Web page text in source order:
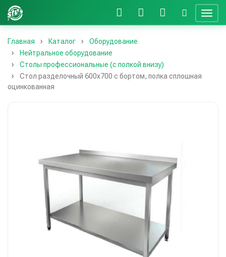
Главная Каталог
Оборудование
Нейтральное оборудование
Столы профессиональные (с полкой внизу)
Стол разделочный 600х700 с бортом, полка сплошная
оцинкованная